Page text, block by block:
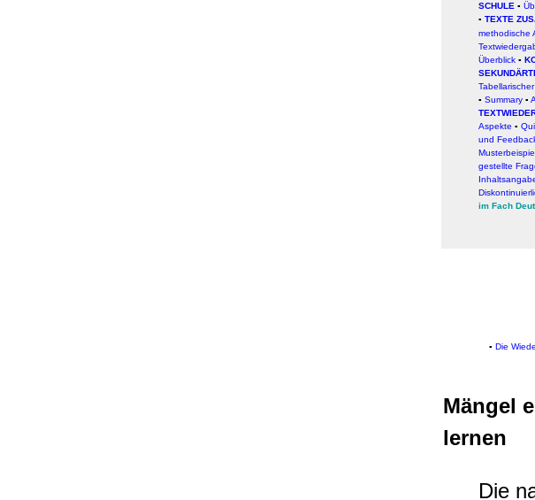
SCHULE ▪
▪ TEXTE
methodische
Überblick ▪
▪ Summary ▪
Aspekte ▪
und
gestellte
im Fach
▪ Die
Mängel
lernen
Die